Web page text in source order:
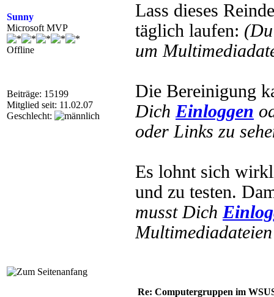
Sunny
Microsoft MVP
Offline
Beiträge: 15199
Mitglied seit: 11.02.07
Geschlecht:
Lass dieses
täglich laufen:
um
Die Bereinigung
Dich Einloggen
oder Links zu
Es lohnt sich
und zu testen.
musst Dich
Re: Computergruppen im